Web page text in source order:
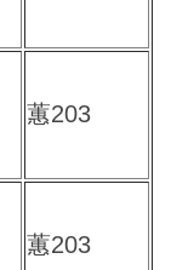
蕙203
蕙203